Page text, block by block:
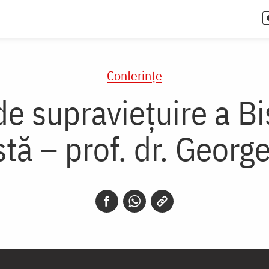
Conferințe
supraviețuire a
– prof. dr.